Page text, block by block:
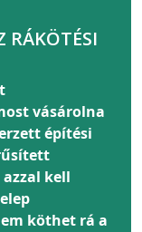
RÁKÖTÉSI
vásárolna
építési
azzal kell
köthet rá a